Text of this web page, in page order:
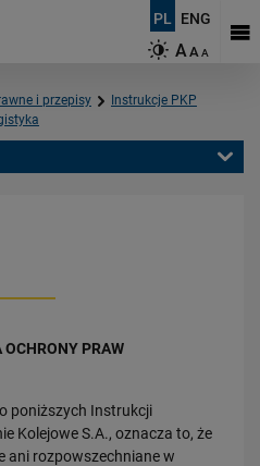
PL ENG
AAA
i przepisy
Instrukcje PKP
PRAW
poniższych Instrukcji
Kolejowe S.A., oznacza to, że
ani rozpowszechniane w
Kolejowych S.A.